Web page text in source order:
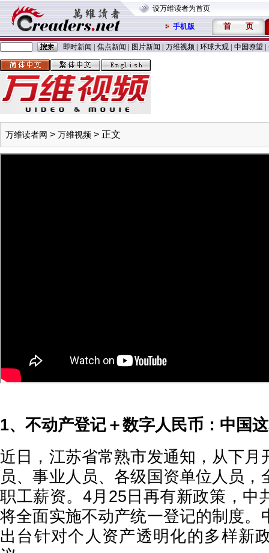
设万维读者为首页
手机版 首 页
即时新闻 焦点新闻 图片新闻 万维视频 环球大观 中国嘹望
万维读者网 > 万维视频 > 正文
1、不动产登记＋数字人民币：中国
近日，江苏省常熟市发通知，从下月
员、事业人员、各级国资单位人员，
职工薪资。4月25日再有新政策，中
将全面实施不动产统一登记的制度。
出台针对个人资产透明化的多样新